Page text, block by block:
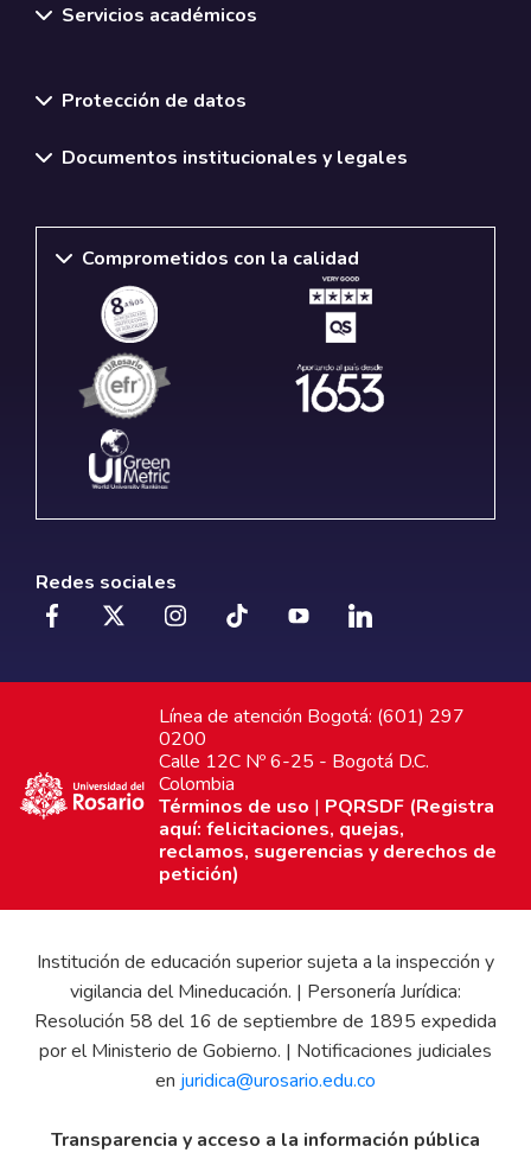
Servicios académicos
Protección de datos
Documentos institucionales y legales
Comprometidos con la calidad
Redes sociales
Línea de atención Bogotá: (601) 297
0200
Calle 12C Nº 6-25 - Bogotá D.C.
Colombia
Términos de uso | PQRSDF (Registra
aquí: felicitaciones, quejas,
reclamos, sugerencias y derechos de
petición)
Institución de educación superior sujeta a la inspección y
vigilancia del Mineducación. | Personería Jurídica:
Resolución 58 del 16 de septiembre de 1895 expedida
por el Ministerio de Gobierno. | Notificaciones judiciales
en juridica@urosario.edu.co
Transparencia y acceso a la información pública